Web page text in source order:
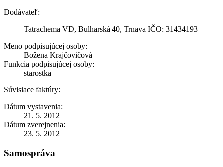
Dodávateľ:
Tatrachema VD, Bulharská 40, Trnava IČO: 31434193
Meno podpisujúcej osoby:
Božena Krajčovičová
Funkcia podpisujúcej osoby:
starostka
Súvisiace faktúry:
Dátum vystavenia:
21. 5. 2012
Dátum zverejnenia:
23. 5. 2012
Samospráva